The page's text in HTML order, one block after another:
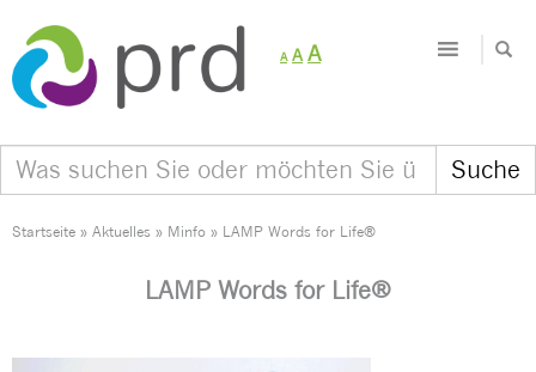
A
Decrease
font
A Reset
AIncrease
Startseite » Aktuelles » Minfo » LAMP Words for Life®
LAMP Words for Life®